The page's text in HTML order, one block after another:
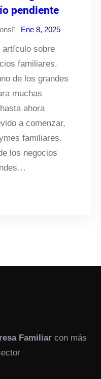
pendiente
Ene 8, 2025
artículo sobre
familiares.
de los grandes
muchas
ahora
a comenzar,
familiares.
los negocios
Familiar con más